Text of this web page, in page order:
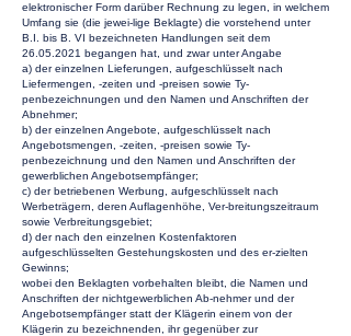
elektronischer Form darüber Rechnung zu legen, in welchem
Umfang sie (die jewei-lige Beklagte) die vorstehend unter
B.I. bis B. VI bezeichneten Handlungen seit dem
26.05.2021 begangen hat, und zwar unter Angabe
a) der einzelnen Lieferungen, aufgeschlüsselt nach
Liefermengen, -zeiten und -preisen sowie Ty-
penbezeichnungen und den Namen und Anschriften der
Abnehmer;
b) der einzelnen Angebote, aufgeschlüsselt nach
Angebotsmengen, -zeiten, -preisen sowie Ty-
penbezeichnung und den Namen und Anschriften der
gewerblichen Angebotsempfänger;
c) der betriebenen Werbung, aufgeschlüsselt nach
Werbeträgern, deren Auflagenhöhe, Ver-breitungszeitraum
sowie Verbreitungsgebiet;
d) der nach den einzelnen Kostenfaktoren
aufgeschlüsselten Gestehungskosten und des er-zielten
Gewinns;
wobei den Beklagten vorbehalten bleibt, die Namen und
Anschriften der nichtgewerblichen Ab-nehmer und der
Angebotsempfänger statt der Klägerin einem von der
Klägerin zu bezeichnenden, ihr gegenüber zur